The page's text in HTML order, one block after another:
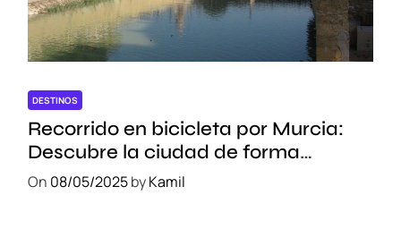
DESTINOS
Recorrido en bicicleta por Murcia:
Descubre la ciudad de forma
sostenible
On 08/05/2025byKamil